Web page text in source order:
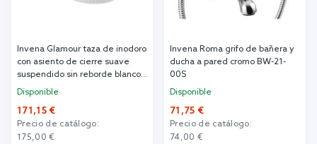
Invena Glamour taza de inodoro
con asiento de cierre suave
suspendido sin reborde blanco
semimate CE-92-001
Disponible
171,15 €
Precio de catálogo:
175,00 €
Invena Roma grifo de bañera y
ducha a pared cromo BW-21-
00S
Disponible
71,75 €
Precio de catálogo:
74,00 €